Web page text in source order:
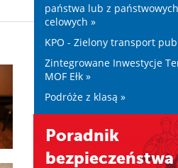
państwa lub z
celowych »
KPO - Zielony transport
Zintegrowane Inwestycje
MOF Ełk »
Podróże z klasą »
Poradnik
bezpieczeństwa